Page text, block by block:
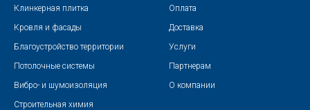
Клинкерная плитка
Кровля и фасады
Благоустройство территории
Потолочные системы
Вибро- и шумоизоляция
Строительная химия
Оплата
Доставка
Услуги
Партнерам
О компании